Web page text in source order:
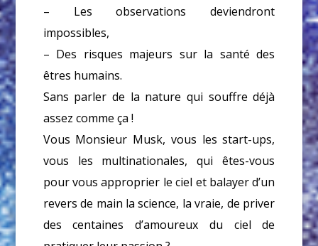
– Les observations deviendront
impossibles,
– Des risques majeurs sur la santé des
êtres humains.
Sans parler de la nature qui souffre déjà
assez comme ça !
Vous Monsieur Musk, vous les start-ups,
vous les multinationales, qui êtes-vous
pour vous approprier le ciel et balayer d’un
revers de main la science, la vraie, de priver
des centaines d’amoureux du ciel de